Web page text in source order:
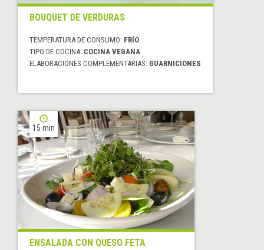
BOUQUET DE VERDURAS
TEMPERATURA DE CONSUMO: FRÍO
TIPO DE COCINA: COCINA VEGANA
ELABORACIONES COMPLEMENTARIAS: GUARNICIONES
15 min
ENSALADA CON QUESO FETA